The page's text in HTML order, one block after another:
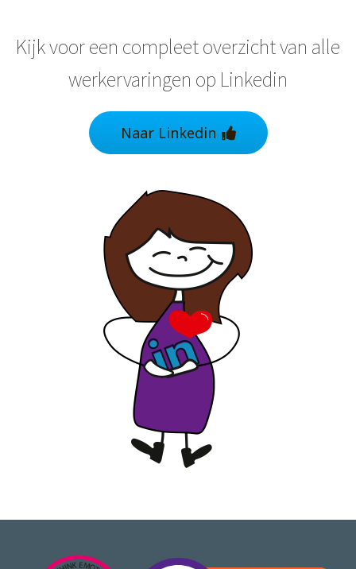
Kijk voor een compleet overzicht van alle
werkervaringen op Linkedin
Naar Linkedin